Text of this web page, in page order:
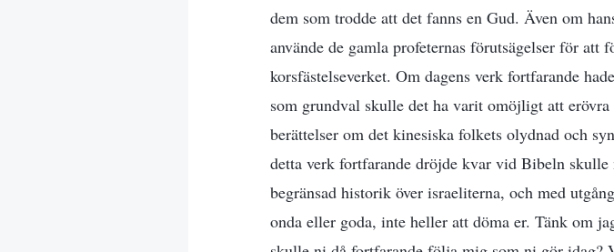
dem som trodde att det fanns en Gud. Även om
använde de gamla profeternas förutsägelser för
korsfästelseverket. Om dagens verk fortfarande
som grundval skulle det ha varit omöjligt att
berättelser om det kinesiska folkets olydnad och
detta verk fortfarande dröjde kvar vid Bibeln
begränsad historik över israeliterna, och med
onda eller goda, inte heller att döma er. Tänk om